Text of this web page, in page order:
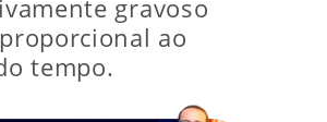
gravoso
ao
tempo.